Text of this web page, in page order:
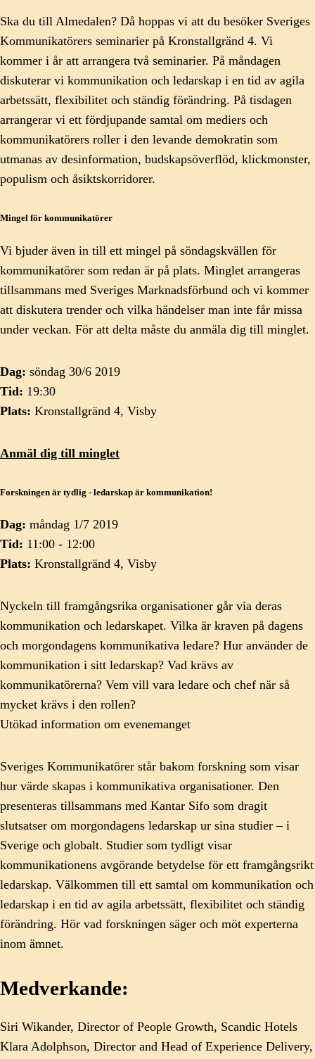
Ska du till Almedalen? Då hoppas vi att du besöker Sveriges
Kommunikatörers seminarier på Kronstallgränd 4. Vi
kommer i år att arrangera två seminarier. På måndagen
diskuterar vi kommunikation och ledarskap i en tid av agila
arbetssätt, flexibilitet och ständig förändring. På tisdagen
arrangerar vi ett fördjupande samtal om mediers och
kommunikatörers roller i den levande demokratin som
utmanas av desinformation, budskapsöverflöd, klickmonster,
populism och åsiktskorridorer.
Mingel för kommunikatörer
Vi bjuder även in till ett mingel på söndagskvällen för
kommunikatörer som redan är på plats. Minglet arrangeras
tillsammans med Sveriges Marknadsförbund och vi kommer
att diskutera trender och vilka händelser man inte får missa
under veckan. För att delta måste du anmäla dig till minglet.
Dag: söndag 30/6 2019
Tid: 19:30
Plats: Kronstallgränd 4, Visby
Anmäl dig till minglet
Forskningen är tydlig - ledarskap är kommunikation!
Dag: måndag 1/7 2019
Tid: 11:00 - 12:00
Plats: Kronstallgränd 4, Visby
Nyckeln till framgångsrika organisationer går via deras
kommunikation och ledarskapet. Vilka är kraven på dagens
och morgondagens kommunikativa ledare? Hur använder de
kommunikation i sitt ledarskap? Vad krävs av
kommunikatörerna? Vem vill vara ledare och chef när så
mycket krävs i den rollen?
Utökad information om evenemanget
Sveriges Kommunikatörer står bakom forskning som visar
hur värde skapas i kommunikativa organisationer. Den
presenteras tillsammans med Kantar Sifo som dragit
slutsatser om morgondagens ledarskap ur sina studier – i
Sverige och globalt. Studier som tydligt visar
kommunikationens avgörande betydelse för ett framgångsrikt
ledarskap. Välkommen till ett samtal om kommunikation och
ledarskap i en tid av agila arbetssätt, flexibilitet och ständig
förändring. Hör vad forskningen säger och möt experterna
inom ämnet.
Medverkande:
Siri Wikander, Director of People Growth, Scandic Hotels
Klara Adolphson, Director and Head of Experience Delivery,